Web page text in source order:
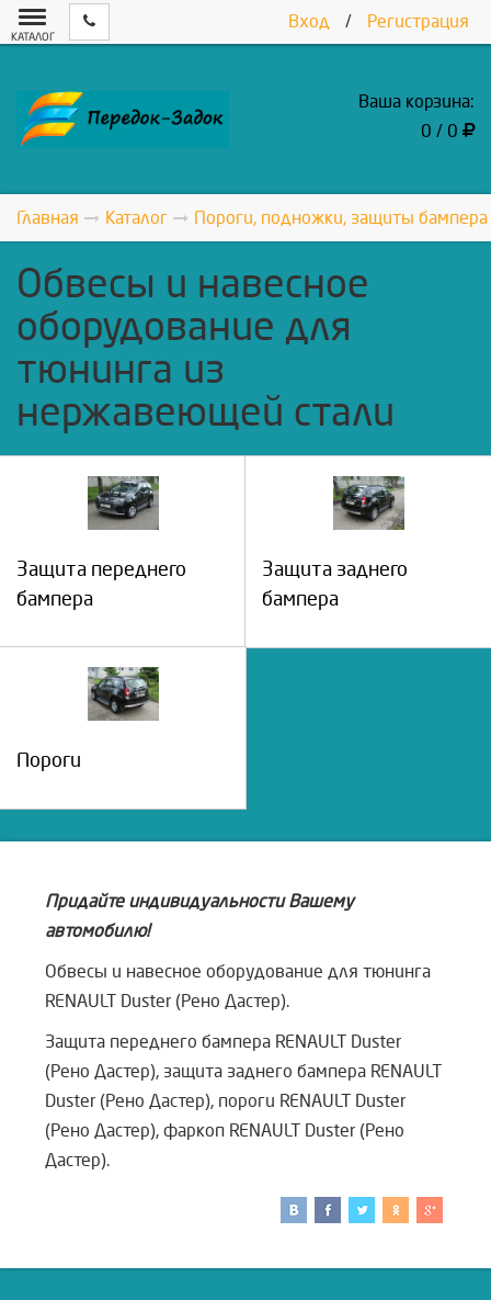
Вход / Регистрация
КАТАЛОГ
Ваша корзина:
0 / 0
Главная Каталог Пороги, подножки, защиты
Обвесы и навесное
оборудование для
тюнинга из
нержавеющей стали
Защита переднего
бампера
Защита заднего
бампера
Пороги
Придайте индивидуальности Вашему
автомобилю!
Обвесы и навесное оборудование для тюнинга
RENAULT Duster (Рено Дастер).
Защита переднего бампера RENAULT Duster
(Рено Дастер), защита заднего бампера RENAULT
Duster (Рено Дастер), пороги RENAULT Duster
(Рено Дастер), фаркоп RENAULT Duster (Рено
Дастер).